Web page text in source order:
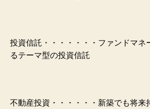
投資信託・・・・・・・ファンドマネ
るテーマ型の投資信託
不動産投資・・・・・・新築でも将来